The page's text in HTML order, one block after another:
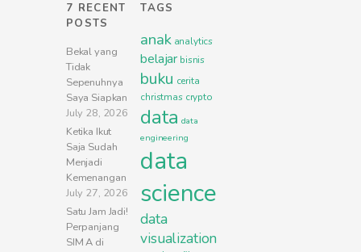
7 RECENT
POSTS
Bekal yang
Tidak
Sepenuhnya
Saya Siapkan
July 28, 2026
Ketika Ikut
Saja Sudah
Menjadi
Kemenangan
July 27, 2026
Satu Jam Jadi!
Perpanjang
SIM A di
TAGS
anak analytics
belajar bisnis
buku cerita
christmas crypto
data data
engineering
data
science
data
visualization